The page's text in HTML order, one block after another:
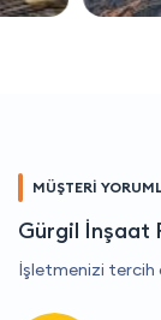
MÜŞTERİ
Gürgil İnşaat
İşletmenizi tercih